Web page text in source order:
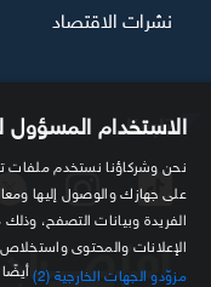
تابعنا
نشرات الاقتصاد
الاستخدام المسؤول
نحن وشركاؤنا نستخدم ملفات
الفريدة وبيانات التصفح،
الإعلانات والمحتوى
مزوّدو الجهات الخارجية (2)